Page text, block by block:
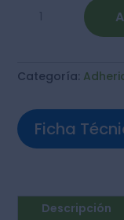
Impermeabilizante
Categoría:
Ficha
Descripción